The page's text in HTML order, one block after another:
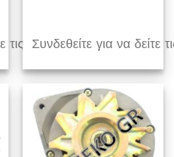
τις τιμέςΣυνδεθείτε για να δείτε